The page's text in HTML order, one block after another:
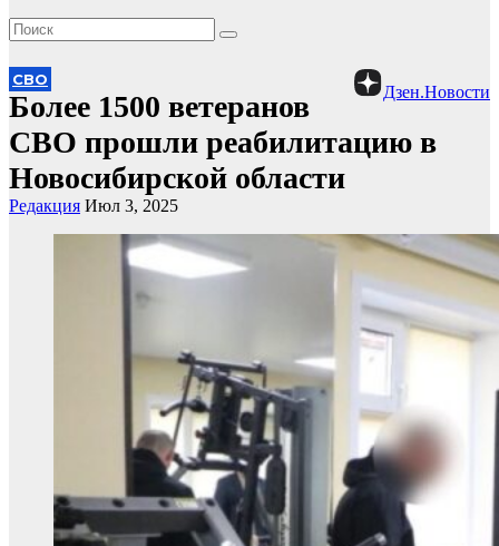
Дзен.Новости
СВО
Более 1500 ветеранов
СВО прошли реабилитацию в
Новосибирской области
Редакция Июл 3, 2025